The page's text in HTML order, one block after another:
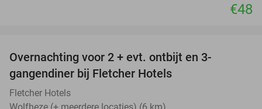
€48
Overnachting voor 2 + evt. ontbijt en 3-
gangendiner bij Fletcher Hotels
Fletcher Hotels